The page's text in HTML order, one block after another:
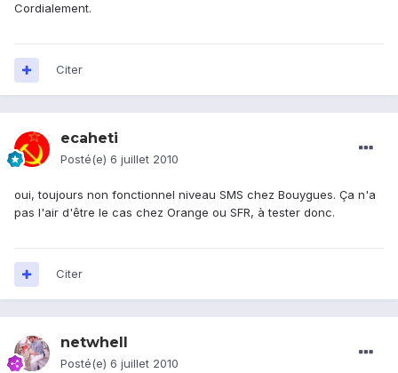
Cordialement.
Citer
ecaheti
Posté(e) 6 juillet 2010
oui, toujours non fonctionnel niveau SMS chez Bouygues. Ça n'a
pas l'air d'être le cas chez Orange ou SFR, à tester donc.
Citer
netwhell
Posté(e) 6 juillet 2010